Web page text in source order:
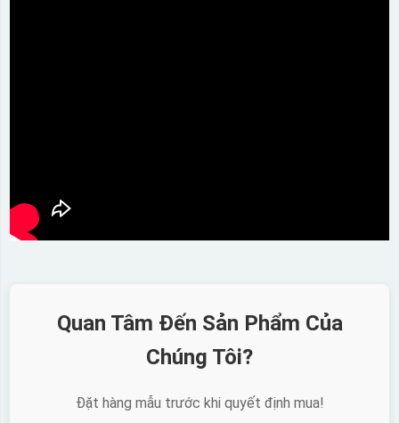
Quan Tâm Đến Sản Phẩm Của
Chúng Tôi?
Đặt hàng mẫu trước khi quyết định mua!